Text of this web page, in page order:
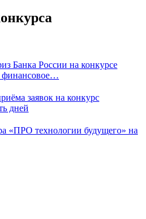
Банка России на конкурсе
финансовое…
заявок на конкурс
дней
«ПРО технологии будущего» на